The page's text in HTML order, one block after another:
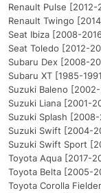
Renault Pulse [2012-
Renault Twingo
Seat Ibiza [2008-
Seat Toledo [2012-
Subaru Dex [2008-
Subaru XT [1985-
Suzuki Baleno
Suzuki Liana [2001-
Suzuki Splash [2008-
Suzuki Swift [2004-
Suzuki Swift Sport
Toyota Aqua [2017-
Toyota Belta [2005-
Toyota Corolla